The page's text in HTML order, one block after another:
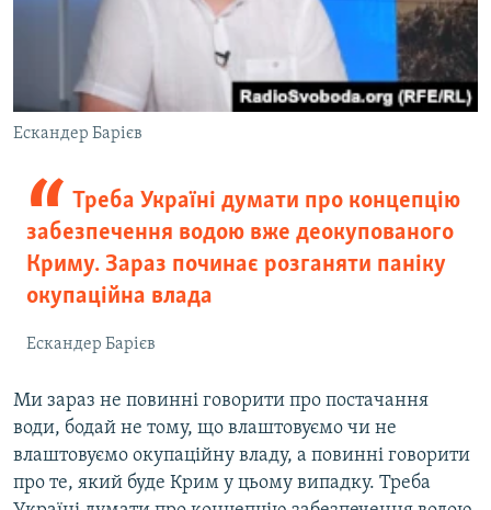
Ескандер Барієв
Треба Україні думати про концепцію
забезпечення водою вже деокупованого
Криму. Зараз починає розганяти паніку
окупаційна влада
Ескандер Барієв
Ми зараз не повинні говорити про постачання
води, бодай не тому, що влаштовуємо чи не
влаштовуємо окупаційну владу, а повинні говорити
про те, який буде Крим у цьому випадку. Треба